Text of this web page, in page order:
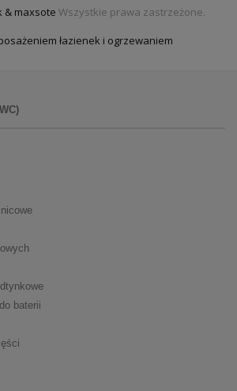
& maxsote Wszystkie prawa zastrzeżone.
łazienek i ogrzewaniem
baterii